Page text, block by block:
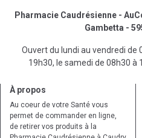
Pharmacie Caudrésienne -
Gambetta -
Ouvert du lundi au vendredi de
19h30, le samedi de 08h30 à
À propos
Au coeur de votre Santé vous
permet de commander en ligne,
de retirer vos produits à la